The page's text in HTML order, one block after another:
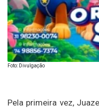
Foto: Divulgação
Pela primeira vez,